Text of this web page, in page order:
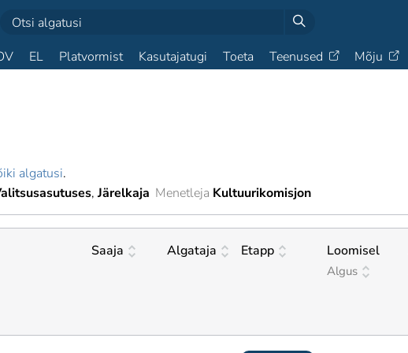
EL Platvormist Kasutajatugi Toeta Teenused Mõju
algatusi.
Järelkaja Menetleja Kultuurikomisjon
Saaja Algataja Etapp Loomisel
Algus